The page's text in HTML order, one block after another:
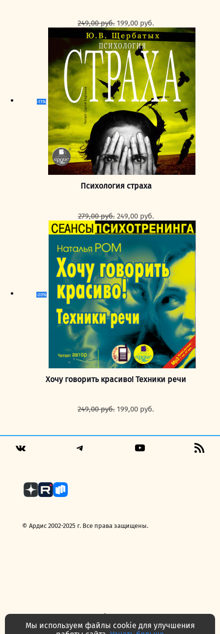
249,00руб. Первоначальная
цена
составляла
249,00 руб..
199,00 руб.
цена:
199,00 руб..
-11%
Психология страха
279,00руб. Первоначальная
цена
составляла
249,00 руб.
цена:
249,00 руб..
-20%
Хочу говорить красиво! Техники речи
249,00руб. Первоначальная
249,00 руб..
199,00 руб.
© Ардис 2002-2025 г. Все права защищены.
Политика конфиденциальности
Договор — публичная оферта
Мы используем файлы cookie для улучшения